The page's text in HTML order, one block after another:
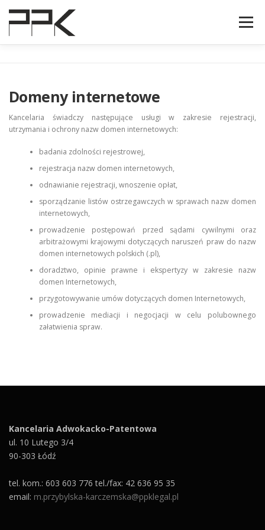
Menu
Domeny internetowe
Kancelaria świadczy następujące usługi w zakresie rejestracji,
utrzymania i ochrony nazw domen internetowych:
badania zdolności rejestrowej,
rejestracja nazw domen internetowych,
odnawianie rejestracji, wnoszenie opłat,
sporządzanie listów ostrzegawczych w sprawach nazw domen
internetowych,
prowadzenie postępowań przed sądami cywilnymi oraz
arbitrażowymi krajowymi dotyczących naruszeń praw do nazw
domen internetowych polskich (.pl),
doradztwo, opinie prawne i ekspertyzy w zakresie nazw
domen Internetowych,
przygotowywanie umów dotyczących domen Internetowych,
prowadzenie mediacji i negocjacji w celu polubownego
załatwienia spraw.
Kancelaria Adwokacko-Patentowa
ul. 10 Lutego 3/4
90-303 Łódź
tel. kom.: 603 603 776 tel./fax: 42 636 95 35
email: m.przybylska-karczemska@ppklegal.pl